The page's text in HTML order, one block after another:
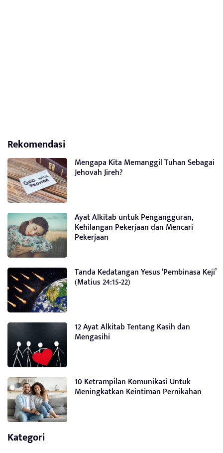
Rekomendasi
Mengapa Kita Memanggil Tuhan Sebagai
Jehovah Jireh?
Ayat Alkitab untuk Pengangguran,
Kehilangan Pekerjaan dan Mencari
Pekerjaan
Tanda Kedatangan Yesus ‘Pembinasa Keji’
(Matius 24:15-22)
12 Ayat Alkitab Tentang Kasih dan
Mengasihi
10 Ketrampilan Komunikasi Untuk
Meningkatkan Keintiman Pernikahan
Kategori